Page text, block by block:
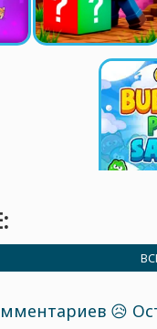
😥